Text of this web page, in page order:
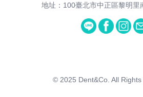
地址：100臺北市中正區黎明里
© 2025 Dent&Co. All